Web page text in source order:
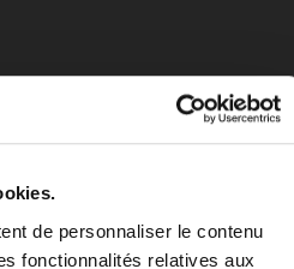
de personnaliser le contenu
fonctionnalités relatives aux